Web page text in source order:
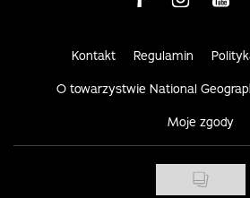
Kontakt Regulamin
O towarzystwie National
Moje zgody